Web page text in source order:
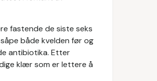
fastende de siste seks
både kvelden før og
antibiotika. Etter
klær som er lettere å